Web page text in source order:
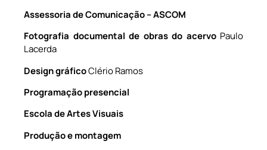
Assessoria de Comunicação – ASCOM
Fotografia documental de obras do acervo Paulo
Lacerda
Design gráficoClério Ramos
Programação presencial
Escola de Artes Visuais
Produção e montagem